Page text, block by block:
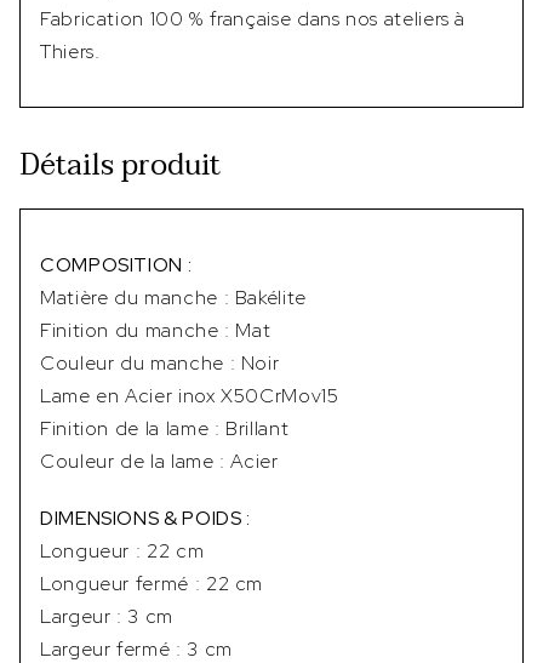
Fabrication 100 % française dans nos ateliers à
Thiers.
Détails produit
COMPOSITION :
Matière du manche : Bakélite
Finition du manche : Mat
Couleur du manche : Noir
Lame en Acier inox X50CrMov15
Finition de la lame : Brillant
Couleur de la lame : Acier
DIMENSIONS & POIDS :
Longueur : 22 cm
Longueur fermé : 22 cm
Largeur : 3 cm
Largeur fermé : 3 cm